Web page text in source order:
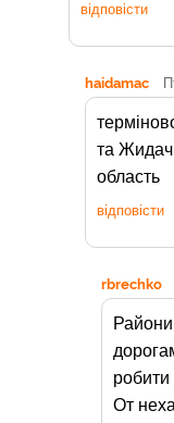
відповісти
haidamac
та
область
відповісти
rbrechko
робити
От